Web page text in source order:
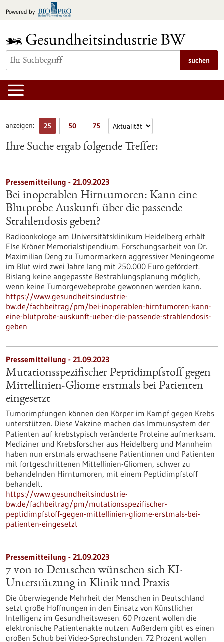
Inhalt
Powered by
suchen
anzeigen: 25 50 75
Ihre Suche ergab folgende Treffer:
Pressemitteilung - 21.09.2023
Bei inoperablen Hirntumoren: Kann eine
Blutprobe Auskunft über die passende
Strahlendosis geben?
Radioonkologe am Universitätsklinikum Heidelberg erhält
Else Kröner Memorialstipendium. Forschungsarbeit von Dr.
Maximilian Deng zu Tumormarkern aggressiver Meningeome
im Blut wird zwei Jahre lang mit 250.000 Euro gefördert.
Bislang keine angepasste Bestrahlungsplanung möglich,
wenn keine Tumorgewebeprobe gewonnen werden kann.
https://www.gesundheitsindustrie-
bw.de/fachbeitrag/pm/bei-inoperablen-hirntumoren-kann-
eine-blutprobe-auskunft-ueber-die-passende-strahlendosis-
geben
Pressemitteilung - 21.09.2023
Mutationsspezifischer Peptidimpfstoff gegen
Mittellinien-Gliome erstmals bei Patienten
eingesetzt
Tumorimpfungen können den Körper im Kampf gegen Krebs
unterstützen. Diese Vakzine machen das Immunsystem der
Patienten auf krebstypisch veränderte Proteine aufmerksam.
Mediziner und Krebsforscher aus Heidelberg und Mannheim
haben nun erstmals erwachsene Patientinnen und Patienten
mit fortgeschrittenen Mittellinien-Gliomen, schwer zu
behandelnden Hirntumoren, mit einem Peptidimpfstoff
behandelt.
https://www.gesundheitsindustrie-
bw.de/fachbeitrag/pm/mutationsspezifischer-
peptidimpfstoff-gegen-mittellinien-gliome-erstmals-bei-
patienten-eingesetzt
Pressemitteilung - 21.09.2023
7 von 10 Deutschen wünschen sich KI-
Unterstützung in Klinik und Praxis
Die überwiegende Mehrheit der Menschen in Deutschland
setzt große Hoffnungen in den Einsatz von Künstlicher
Intelligenz im Gesundheitswesen. 60 Prozent wollen die
elektronische Patientenakte nutzen. Außerdem gibt es einen
großen Schub bei Video-Sprechstunden. 72 Prozent wollen